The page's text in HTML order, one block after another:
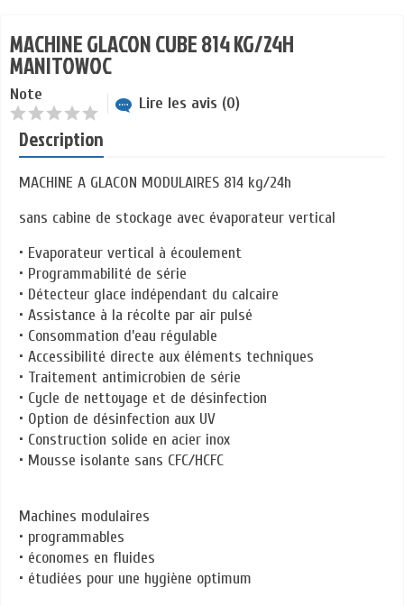
MACHINE GLACON CUBE 814 KG/24H
MANITOWOC
Note Lire les avis (0)
Description
MACHINE A GLACON MODULAIRES 814 kg/24h
sans cabine de stockage avec évaporateur vertical
• Evaporateur vertical à écoulement
• Programmabilité de série
• Détecteur glace indépendant du calcaire
• Assistance à la récolte par air pulsé
• Consommation d’eau régulable
• Accessibilité directe aux éléments techniques
• Traitement antimicrobien de série
• Cycle de nettoyage et de désinfection
• Option de désinfection aux UV
• Construction solide en acier inox
• Mousse isolante sans CFC/HCFC
Machines modulaires
• programmables
• économes en fluides
• étudiées pour une hygiène optimum